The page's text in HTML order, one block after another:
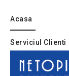
Acasa
Serviciul Clienti